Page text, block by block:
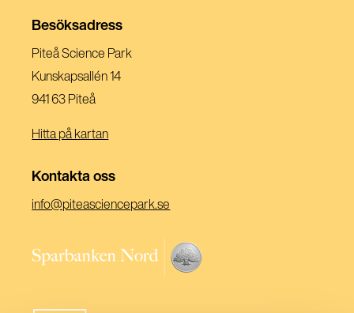
Nytt
Ett
Besöksadress
Piteå Science Park
Kunskapsallén 14
941 63 Piteå
Hitta på kartan
Kontakta oss
info@piteasciencepark.se
ett
nytt
(Öppnas